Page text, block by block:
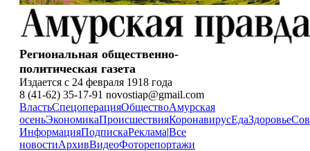
Региональная общественно-
политическая газета
Издается с 24 февраля 1918 года
8 (41-62) 35-17-91 novostiap@gmail.com
ВластьСпецоперацияОбществоАмурская
осеньЭкономикаПроисшествияКоронавирусЕдаЗдоровье
ИнформацияПодпискаРеклама|Все
новостиАрхивВидеоФоторепортажи